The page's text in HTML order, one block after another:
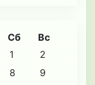
Сб
Вс
1
2
8 9